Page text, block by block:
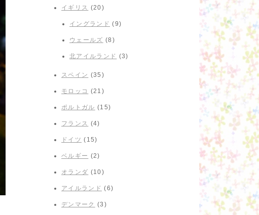
イギリス (20)
イングランド (9)
ウェールズ (8)
北アイルランド (3)
スペイン (35)
モロッコ (21)
ポルトガル (15)
フランス (4)
ドイツ (15)
ベルギー (2)
オランダ (10)
アイルランド (6)
デンマーク (3)